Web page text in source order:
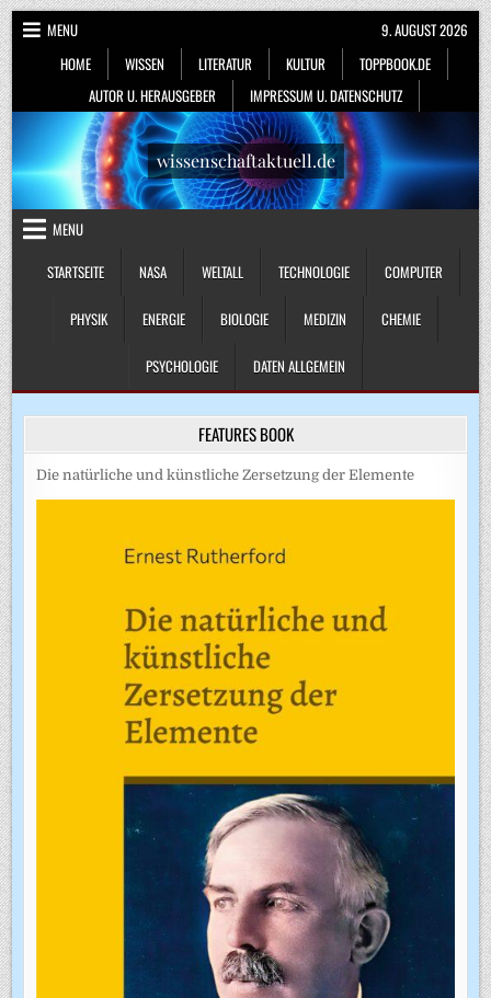
Skip
to
content
MENU
HOME
WISSEN LITERATUR KULTUR
TOPPBOOK.DE
AUTOR U. HERAUSGEBER
IMPRESSUM U. DATENSCHUTZ
9. AUGUST 2026
wissenschaftaktuell.de
MENU
STARTSEITE
NASA WELTALL TECHNOLOGIE COMPUTER
PHYSIK ENERGIE BIOLOGIE MEDIZIN CHEMIE
PSYCHOLOGIE DATEN ALLGEMEIN
FEATURES BOOK
Die natürliche und künstliche Zersetzung der Elemente